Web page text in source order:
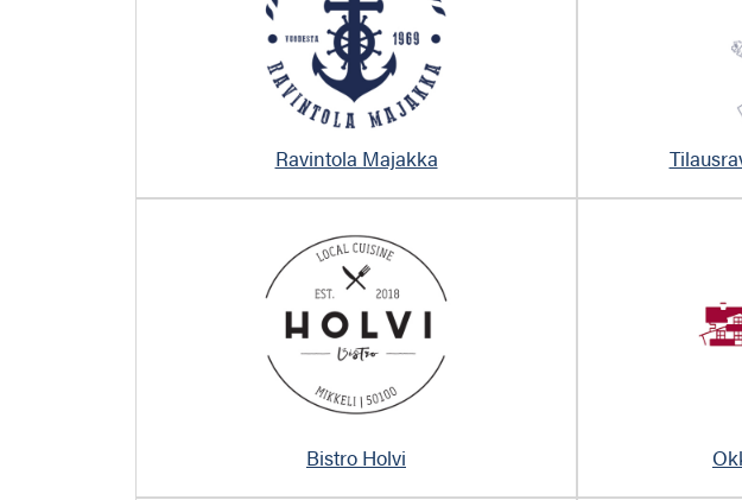
Ravintola Majakka
Bistro Holvi